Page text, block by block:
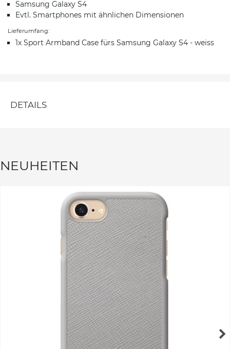
Samsung Galaxy S4
Evtl. Smartphones mit ähnlichen Dimensionen
Lieferumfang:
1x Sport Armband Case fürs Samsung Galaxy S4 - weiss
DETAILS
NEUHEITEN